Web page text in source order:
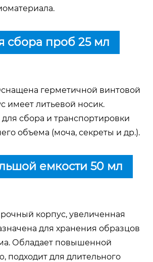
сбора проб 25 мл
герметичной винтовой
имеет литьевой носик.
сбора и транспортировки
объема (моча, секреты и др.).
емкости 50 мл
корпус, увеличенная
для хранения образцов
Обладает повышенной
подходит для длительного